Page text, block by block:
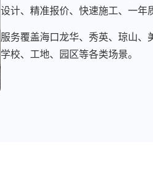
设计、精准报价、快速施工、一年
服务覆盖海口龙华、秀英、琼山、
学校、工地、园区等各类场景。